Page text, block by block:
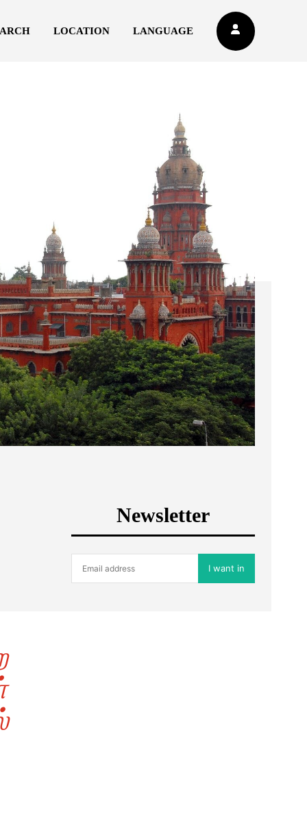
LOCATION LANGUAGE
Newsletter
I want in